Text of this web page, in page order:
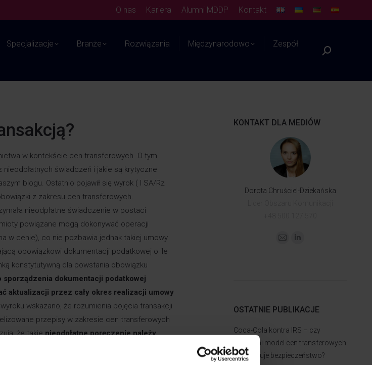
O nas Kariera Alumni MDDP Kontakt
Specjalizacje Branże Rozwiązania Międzynarodowo Zespół
w kontekście cen transferowych. O tym
świadczeń i jakie są krytyczne
blogu. Ostatnio pojawił się wyrok ( I SA/Rz
z zakresu cen transferowych.
nieodpłatne świadczenie w postaci
powiązane mogą dokonywać operacji
w cenie), co nie pozbawia jednak takiej umowy
obowiązkowi dokumentacji podatkowej o ile
konstytutywną dla powstania obowiązku
sporządzenia dokumentacji podatkowej
aktualizacji przez cały okres realizacji umowy
wskazano, że rozumienia pojęcia transakcji
przepisy w zakresie cen transferowych
że takienieodpłatne poręczenie należy
również w informacji podatkowej TP-R,
podejście organów podatkowych jest
KONTAKT DLA MEDIÓW
Dorota Chruściel-Dziekańska
OSTATNIE PUBLIKACJE
Coca-Cola kontra IRS – czy
wieloletni model cen transferowych
gwarantuje bezpieczeństwo?